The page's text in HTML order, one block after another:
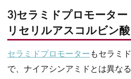
3)セラミドプロモータ
リセリルアスコルビン酸
セラミドプロモーター もセラミ
で、ナイアシンアミドとは異な